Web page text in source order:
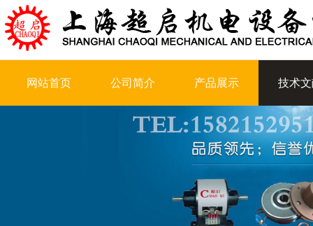
网站首页 公司简介 产品展示 技术